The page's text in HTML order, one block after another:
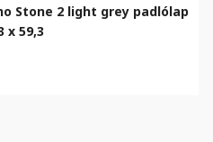
Stone 2 light grey padlólap
x 59,3